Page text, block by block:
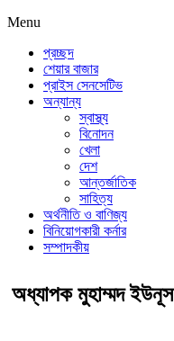
Menu
প্রচ্ছদ
শেয়ার বাজার
প্রাইস সেনসেটিভ
অন্যান্য
স্বাস্থ্য
বিনোদন
খেলা
দেশ
আন্তর্জাতিক
সাহিত্য
অর্থনীতি ও বাণিজ্য
বিনিয়োগকারী কর্নার
সম্পাদকীয়
অধ্যাপক মুহাম্মদ ইউনূস